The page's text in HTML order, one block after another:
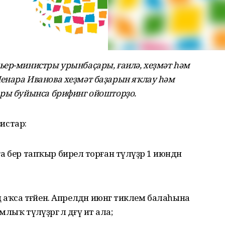
министры урынбаҫары, ғаилә, хеҙмәт һәм
Иванова хеҙмәт баҙарын яҡлау һәм
буйынса брифинг ойошторҙо.
бер тапҡыр бирелә торған түләүҙәр 1 июндән
тәғәйен. Апрелдән июнгә тиклем балаһына
түләүҙәргә лә дәғүә итә ала;